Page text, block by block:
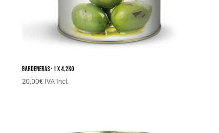
Bardeneras · 1 x 4,2KG
20,00€ IVA Incl.